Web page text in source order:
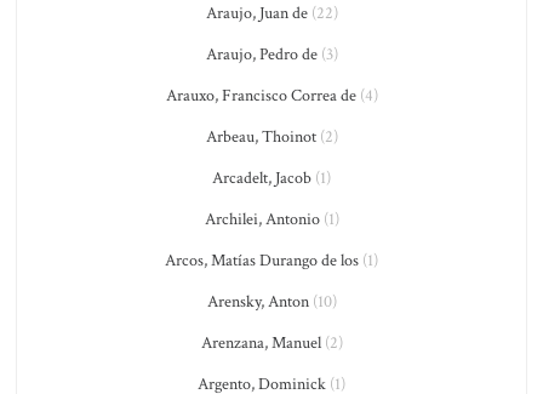
Araujo, Juan de(22)
Araujo, Pedro de(3)
Arauxo, Francisco Correa de(4)
Arbeau, Thoinot(2)
Arcadelt, Jacob (1)
Archilei, Antonio(1)
Arcos, Matías Durango de los (1)
Arensky, Anton(10)
Arenzana, Manuel(2)
Argento, Dominick (1)